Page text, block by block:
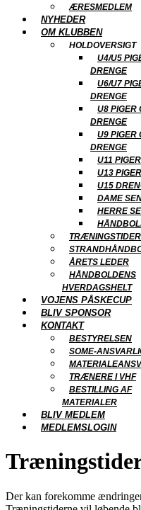
ÆRESMEDLEM
NYHEDER
OM KLUBBEN
HOLDOVERSIGT
U4/U5
DRENGE
U6/U7
DRENGE
U8 PIGER
DRENGE
U9 PIGER
DRENGE
U11 PIGER
U13 PIGER
U15
DAME
HERRE
TRÆNINGSTIDER
ÅRETS LEDER
HÅNDBOLDENS
HVERDAGSHELT
VOJENS PÅSKECUP
BLIV SPONSOR
KONTAKT
BESTYRELSEN
SOME-
TRÆNERE I VHF
BESTILLING AF
MATERIALER
BLIV MEDLEM
MEDLEMSLOGIN
Der kan forekomme